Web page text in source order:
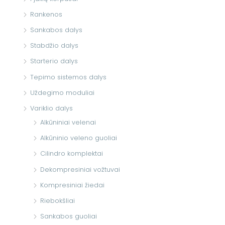
Rankenos
Sankabos dalys
Stabdžio dalys
Starterio dalys
Tepimo sistemos dalys
Uždegimo moduliai
Variklio dalys
Alkūniniai velenai
Alkūninio veleno guoliai
Cilindro komplektai
Dekompresiniai vožtuvai
Kompresiniai žiedai
Riebokšliai
Sankabos guoliai